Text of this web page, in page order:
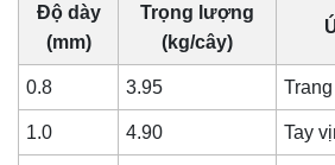
Độ dày
(mm)
Trọng lượng
(kg/cây)
0.8 3.95
1.0 4.90 Tay